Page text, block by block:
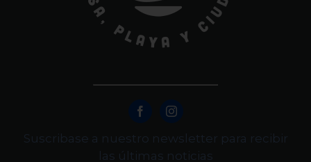
Suscribase a nuestro newsletter para recibir
las últimas noticias